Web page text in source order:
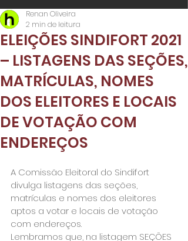
ELEIÇÕES SINDIFORT 2021
– LISTAGENS DAS SEÇÕES,
MATRÍCULAS, NOMES
DOS ELEITORES E LOCAIS
DE VOTAÇÃO COM
ENDEREÇOS
Renan Oliveira
2 min de leitura
A Comissão Eleitoral do Sindifort
divulga listagens das seções,
matrículas e nomes dos eleitores
aptos a votar e locais de votação
com endereços.
Lembramos que, na listagem SEÇÕES